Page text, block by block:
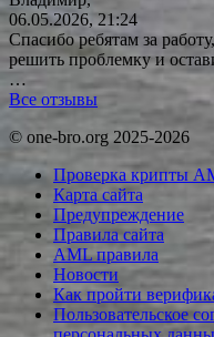
06.05.2026, 21:24
Спасибо ребятам за
решить проблемку и
…
Все отзывы
© one-bro.org 2025-2026
Проверка крипты
Карта сайта
Предупреждение
Правила сайта
AML правила
Новости
Как пройти
Пользовательское